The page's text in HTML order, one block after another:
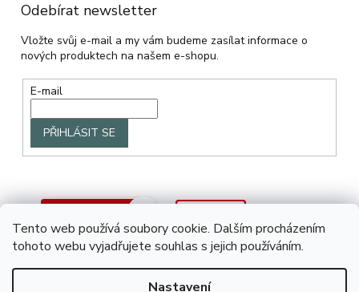
Tento web používá soubory cookie. Dalším procházením
tohoto webu vyjadřujete souhlas s jejich používáním.
Nastavení
Odebírat newsletter
Vložte svůj e-mail a my vám budeme zasílat informace o
nových produktech na našem e-shopu.
E-mail
PŘIHLÁSIT SE